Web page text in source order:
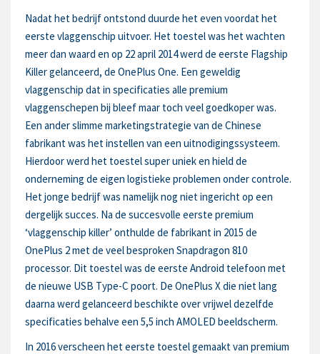
Nadat het bedrijf ontstond duurde het even voordat het
eerste vlaggenschip uitvoer. Het toestel was het wachten
meer dan waard en op 22 april 2014 werd de eerste Flagship
Killer gelanceerd, de OnePlus One. Een geweldig
vlaggenschip dat in specificaties alle premium
vlaggenschepen bij bleef maar toch veel goedkoper was.
Een ander slimme marketingstrategie van de Chinese
fabrikant was het instellen van een uitnodigingssysteem.
Hierdoor werd het toestel super uniek en hield de
onderneming de eigen logistieke problemen onder controle.
Het jonge bedrijf was namelijk nog niet ingericht op een
dergelijk succes. Na de succesvolle eerste premium
‘vlaggenschip killer’ onthulde de fabrikant in 2015 de
OnePlus 2 met de veel besproken Snapdragon 810
processor. Dit toestel was de eerste Android telefoon met
de nieuwe USB Type-C poort. De OnePlus X die niet lang
daarna werd gelanceerd beschikte over vrijwel dezelfde
specificaties behalve een 5,5 inch AMOLED beeldscherm.
In 2016 verscheen het eerste toestel gemaakt van premium